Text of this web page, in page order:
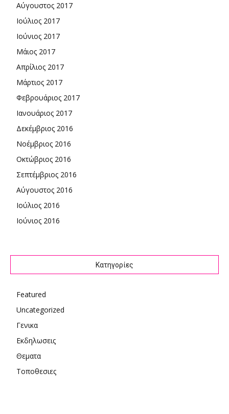
Αύγουστος 2017
Ιούλιος 2017
Ιούνιος 2017
Μάιος 2017
Απρίλιος 2017
Μάρτιος 2017
Φεβρουάριος 2017
Ιανουάριος 2017
Δεκέμβριος 2016
Νοέμβριος 2016
Οκτώβριος 2016
Σεπτέμβριος 2016
Αύγουστος 2016
Ιούλιος 2016
Ιούνιος 2016
Kατηγορίες
Featured
Uncategorized
Γενικα
Εκδηλωσεις
Θεματα
Τοποθεσιες